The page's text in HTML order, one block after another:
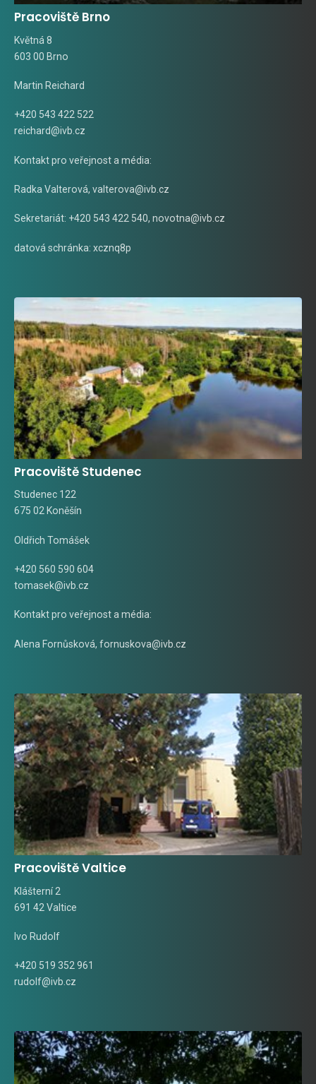
Pracoviště Brno
Květná 8
603 00 Brno
Martin Reichard
+420 543 422 522
reichard@ivb.cz
Kontakt pro veřejnost a média:
Radka Valterová, valterova@ivb.cz
Sekretariát: +420 543 422 540, novotna@ivb.cz
datová schránka: xcznq8p
Pracoviště Studenec
Studenec 122
675 02 Koněšín
Oldřich Tomášek
+420 560 590 604
tomasek@ivb.cz
Kontakt pro veřejnost a média:
Alena Fornůsková, fornuskova@ivb.cz
Pracoviště Valtice
Klášterní 2
691 42 Valtice
Ivo Rudolf
+420 519 352 961
rudolf@ivb.cz